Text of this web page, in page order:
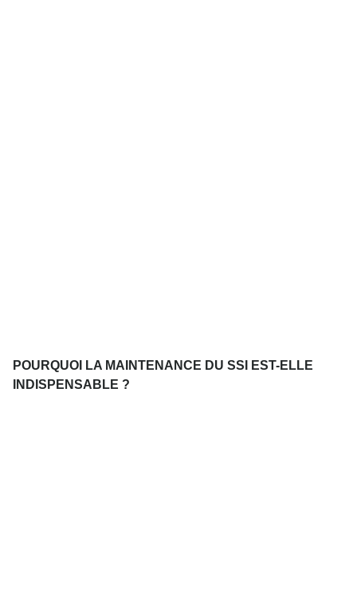
POURQUOI LA MAINTENANCE DU SSI EST-ELLE
INDISPENSABLE ?